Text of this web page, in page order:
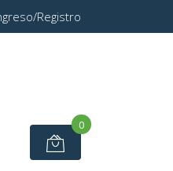
Registro
0